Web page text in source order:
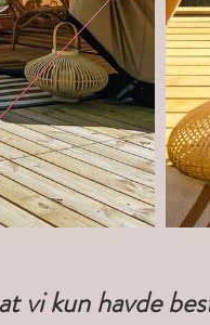
vi kun havde